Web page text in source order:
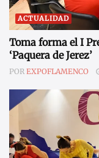
ACTUALIDAD
Toma forma el I
‘Paquera de Jerez’
POR EXPOFLAMENCO